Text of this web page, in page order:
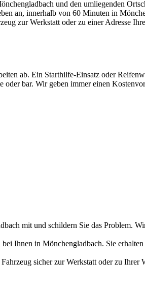
und den umliegenden
an, innerhalb von 60 Minuten in
zur Werkstatt oder zu einer Adresse
ab. Ein Starthilfe-Einsatz oder
bar. Wir geben immer einen
mit und schildern Sie das Problem.
Ihnen in Mönchengladbach. Sie
sicher zur Werkstatt oder zu Ihrer